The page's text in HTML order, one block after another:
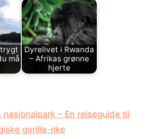
må
Dyrelivet i Rwanda
– Afrikas grønne
hjerte
nasjonalpark – En reiseguide til
gorilla-rike